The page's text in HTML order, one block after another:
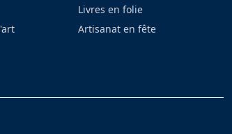
Livres en folie
Artisanat en fête